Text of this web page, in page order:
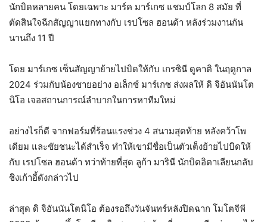
นักบิดหลายคน โดยเฉพาะ มาร์ค มาร์เกซ แชมป์โลก 8 สมัย ที่
ตัดสินใจฉีกสัญญาแยกทางกับ เรปโซล ฮอนด้า หลังร่วมงานกัน
นานถึง 11 ปี
โดย มาร์เกซ เซ็นสัญญาย้ายไปบิดให้กับ เกรซินี ดูคาติ ในฤดูกาล
2024 ร่วมกับน้องชายอย่าง อเล็กซ์ มาร์เกซ ส่งผลให้ ดิ จิอันนันโต
นิโอ เจอสถานการณ์ลำบากในการหาทีมใหม่
อย่างไรก็ดี จากฟอร์มที่ร้อนแรงช่วง 4 สนามสุดท้าย หลังคว้าโพ
เดียม และชัยชนะได้สำเร็จ ทำให้เขามีชื่อเป็นตัวเต็งย้ายไปบิดให้
กับ เรปโซล ฮอนด้า ทว่าท้ายที่สุด ลูก้า มารินี นักบิดอิตาเลียนกลับ
ชิงเก้าอี้ดังกล่าวไป
ล่าสุด ดิ จิอันนันโตนิโอ ต้องรอถึงวันจันทร์หลังปิดฉาก โมโตจีพี